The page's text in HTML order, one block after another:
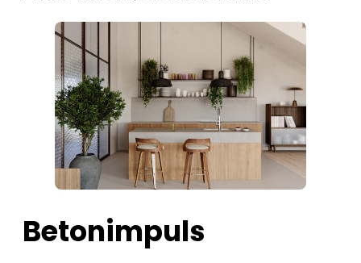
Betonimpuls